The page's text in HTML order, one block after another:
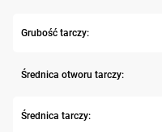
Grubość tarczy:
Średnica otworu tarczy:
Średnica tarczy: